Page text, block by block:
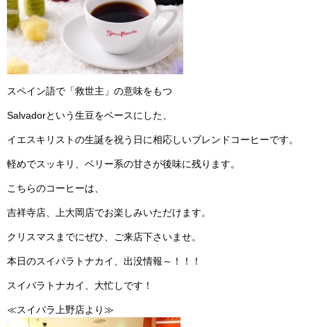
スペイン語で「救世主」の意味をもつ
Salvadorという生豆をベースにした、
イエスキリストの生誕を祝う日に相応しいブレンドコーヒーです。
軽めでスッキリ、ベリー系の甘さが後味に残ります。
こちらのコーヒーは、
吉祥寺店、上大岡店でお楽しみいただけます。
クリスマスまでにぜひ、ご来店下さいませ。
本日のスイパラトナカイ、出没情報～！！！
スイパラトナカイ、大忙しです！
≪スイパラ上野店より≫